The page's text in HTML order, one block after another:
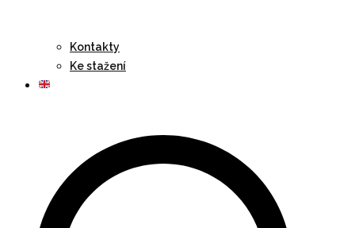
Kontakty
Ke stažení